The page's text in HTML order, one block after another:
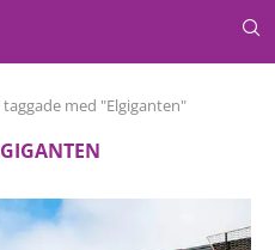
med "Elgiganten"